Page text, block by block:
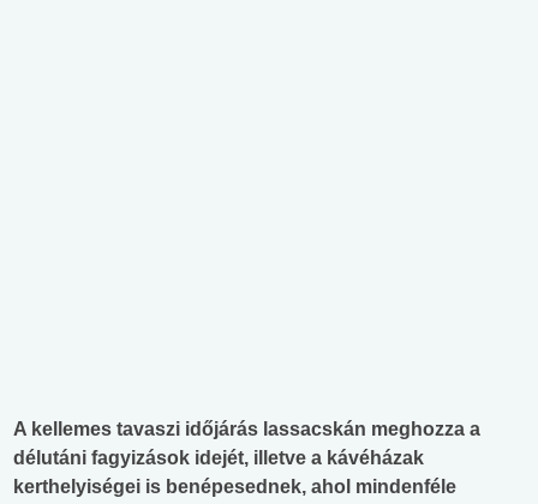
A kellemes tavaszi időjárás lassacskán meghozza a
délutáni fagyizások idejét, illetve a kávéházak
kerthelyiségei is benépesednek, ahol mindenféle